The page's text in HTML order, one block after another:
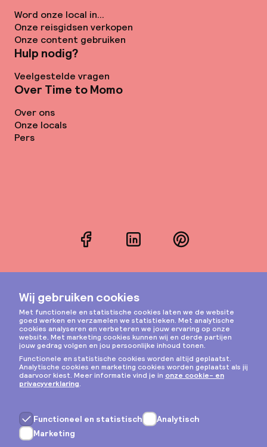
Word onze local in...
Onze reisgidsen verkopen
Onze content gebruiken
Hulp nodig?
Veelgestelde vragen
Over Time to Momo
Over ons
Onze locals
Pers
FacebookLinkedInPinterest
Instagram
Privacy & cookies
Algemene voorwaarden